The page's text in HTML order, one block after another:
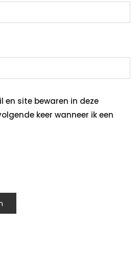
en site bewaren in deze
keer wanneer ik een